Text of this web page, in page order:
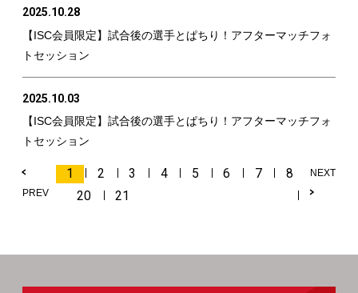
2025.10.28
【ISC会員限定】試合後の選手とぱちり！アフターマッチフォ
トセッション
2025.10.03
【ISC会員限定】試合後の選手とぱちり！アフターマッチフォ
トセッション
PREV
1 2 3 4 5 6 7
8
20
21
NEXT